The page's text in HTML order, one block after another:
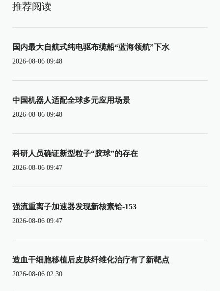
推荐阅读
国内最大自航式纯电驱布缆船“蓝海领航”下水
2026-08-06 09:48
中国机器人适配全球多元应用场景
2026-08-06 09:48
科研人员确证新型粒子“胶球”的存在
2026-08-06 09:47
强流重离子加速器发现新核素铪-153
2026-08-06 09:47
造血干细胞移植后皮肤纤维化治疗有了新靶点
2026-08-06 02:30